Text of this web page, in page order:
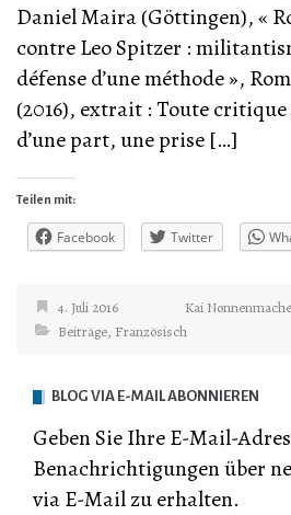
Daniel Maira (Göttingen), «
contre Leo Spitzer :
défense d’une méthode »,
(2016), extrait : Toute
d’une part, une prise […]
Teilen mit:
Facebook Twitter
4. Juli 2016
Kai
Beiträge, Französisch
BLOG VIA E-MAIL ABONNIEREN
Geben Sie Ihre E-Mail-
Benachrichtigungen über
via E-Mail zu erhalten.